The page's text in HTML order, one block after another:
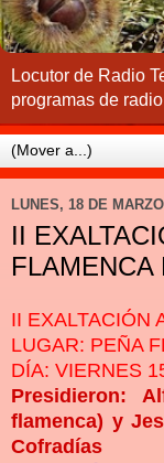
Locutor de Radio
programas de
LUNES, 18 DE
II
FLAMENCA
II EXALTACIÓN
LUGAR: PEÑA
DÍA: VIERNES
Presidieron:
flamenca) y
Cofradías